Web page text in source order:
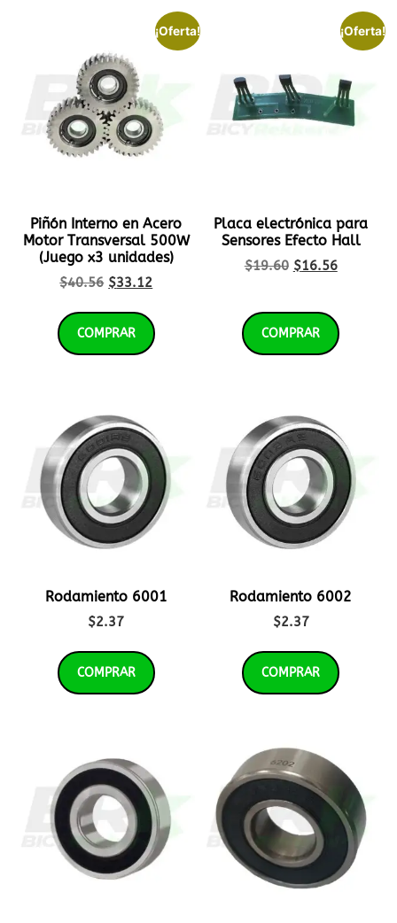
¡Oferta!
Piñón Interno en Acero
Motor Transversal 500W
(Juego x3 unidades)
$40.56 $33.12
COMPRAR
¡Oferta!
Placa electrónica para
Sensores Efecto Hall
$19.60 $16.56
COMPRAR
Rodamiento 6001
$2.37
COMPRAR
Rodamiento 6002
$2.37
COMPRAR